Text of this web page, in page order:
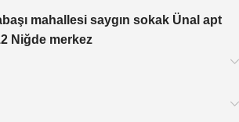
mahallesi saygın sokak Ünal apt
Niğde merkez